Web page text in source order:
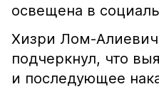
освещена в
Хизри Лом-Алиевич
подчеркнул, что
и последующее